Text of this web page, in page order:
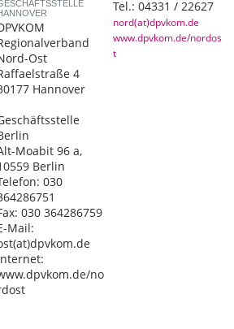
Ost
4
Hannover
Moabit 96 a,
Berlin
030
030 364286759
Mail:
no
Tel.:04331 / 22627
nord(at)dpvkom.de
www.dpvkom.de/nordos
t